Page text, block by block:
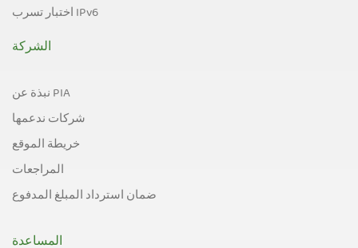
اختبار تسرب IPv6
الشركة
نبذة عن PIA
شركات ندعمها
خريطة الموقع
المراجعات
ضمان استرداد المبلغ المدفوع
المساعدة